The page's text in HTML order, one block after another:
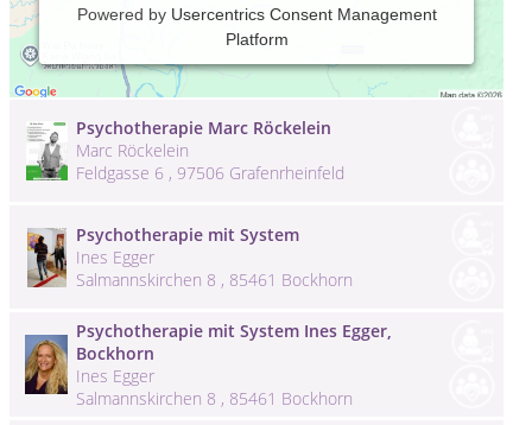
Powered by Usercentrics Consent Management
Platform
Psychotherapeutische Praxis Hamburg
Stresemannallee 86 , 22529 Hamburg
Psychotherapie Marc Röckelein
Marc Röckelein
Feldgasse 6 , 97506 Grafenrheinfeld
Psychotherapie mit System
Ines Egger
Salmannskirchen 8 , 85461 Bockhorn
Psychotherapie mit System Ines Egger,
Bockhorn
Ines Egger
Salmannskirchen 8 , 85461 Bockhorn